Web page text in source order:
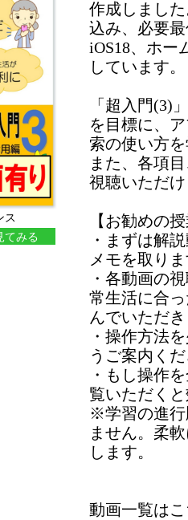
ス
てみる
作成しまし
込み、必要
iOS18、ホー
しています。
「超入門(3)
を目標に、
索の使い方
また、各項
視聴いただ
【お勧めの
・まずは解
メモを取り
・各動画の
常生活に合
んでいただ
・操作方法
うご案内く
・もし操作
覧いただく
※学習の進行
ません。柔
します。
動画一覧は